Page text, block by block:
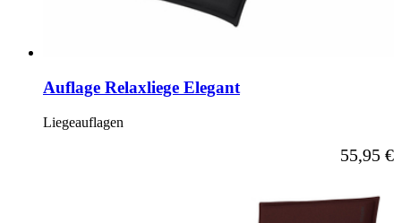
Auflage Relaxliege Elegant
Liegeauflagen
Ab
55,95 €